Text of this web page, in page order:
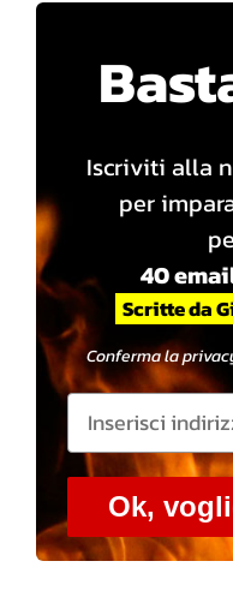
Iscriviti alla
per
40
Scritte da
Conferma la
Ok,